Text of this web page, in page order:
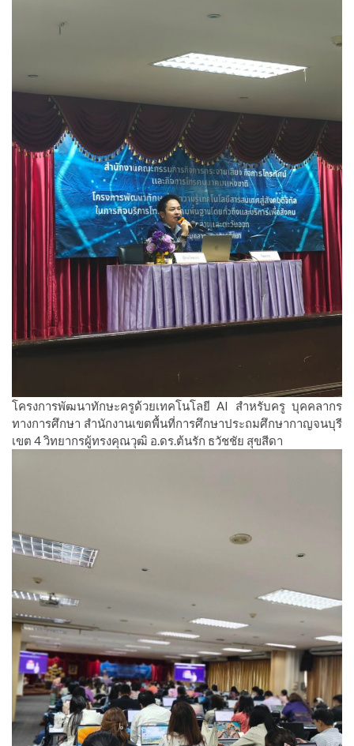
โครงการพัฒนาทักษะครูด้วยเทคโนโลยี AI สำหรับครู บุคคลากร
ทางการศึกษา สำนักงานเขตพื้นที่การศึกษาประถมศึกษากาญจนบุรี
เขต 4 วิทยากรผู้ทรงคุณวุฒิ อ.ดร.ต้นรัก ธวัชชัย สุขสีดา